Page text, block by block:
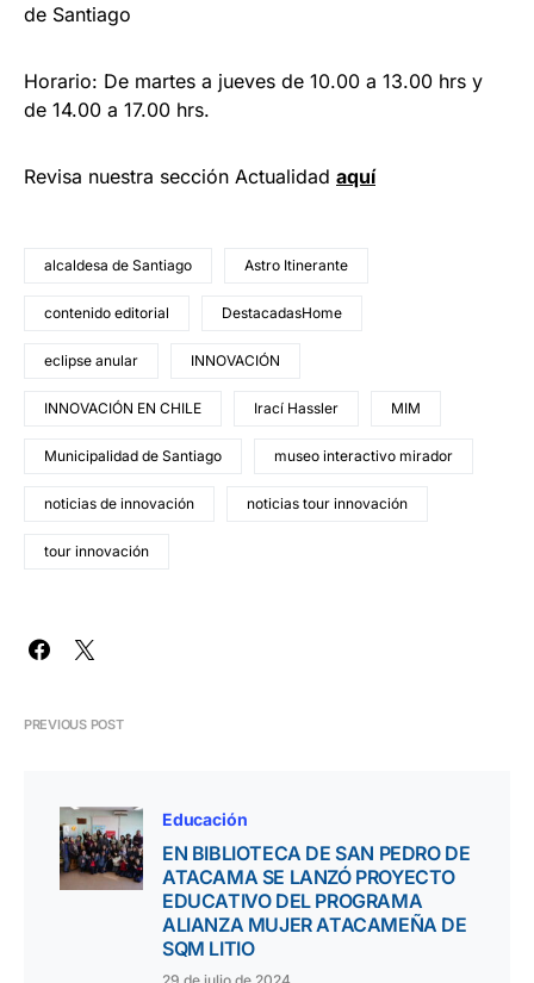
de Santiago
Horario: De martes a jueves de 10.00 a 13.00 hrs y
de 14.00 a 17.00 hrs.
Revisa nuestra sección Actualidad aquí
alcaldesa de Santiago Astro Itinerante
contenido editorial DestacadasHome
eclipse anular INNOVACIÓN
INNOVACIÓN EN CHILE Irací Hassler MIM
Municipalidad de Santiago museo interactivo mirador
noticias de innovación noticias tour innovación
tour innovación
PREVIOUS POST
Educación
EN BIBLIOTECA DE SAN PEDRO DE
ATACAMA SE LANZÓ PROYECTO
EDUCATIVO DEL PROGRAMA
ALIANZA MUJER ATACAMEÑA DE
SQM LITIO